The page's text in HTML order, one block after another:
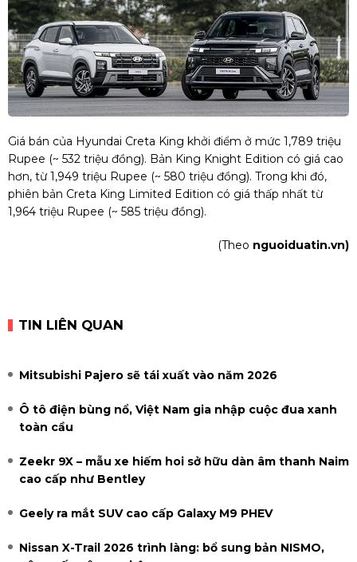
Giá bán của Hyundai Creta King khởi điểm ở mức 1,789 triệu
Rupee (~ 532 triệu đồng). Bản King Knight Edition có giá cao
hơn, từ 1,949 triệu Rupee (~ 580 triệu đồng). Trong khi đó,
phiên bản Creta King Limited Edition có giá thấp nhất từ
1,964 triệu Rupee (~ 585 triệu đồng).
(Theo nguoiduatin.vn)
TIN LIÊN QUAN
Mitsubishi Pajero sẽ tái xuất vào năm 2026
Ô tô điện bùng nổ, Việt Nam gia nhập cuộc đua xanh
toàn cầu
Zeekr 9X – mẫu xe hiếm hoi sở hữu dàn âm thanh Naim
cao cấp như Bentley
Geely ra mắt SUV cao cấp Galaxy M9 PHEV
Nissan X-Trail 2026 trình làng: bổ sung bản NISMO,